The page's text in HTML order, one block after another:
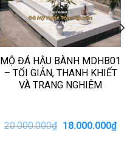
MỘ ĐÁ HẬU BÀNH MDHB01
– TỐI GIẢN, THANH KHIẾT
VÀ TRANG NGHIÊM
20.000.000₫ Giá
18.000.000₫Giá